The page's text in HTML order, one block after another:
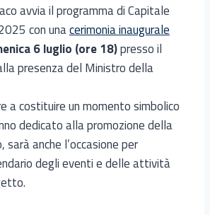
avvia il programma di Capitale
con unacerimonia inaugurale
6 luglio (ore 18)presso il
presenza del Ministro della
a costituire un momento simbolico
dedicato alla promozione della
anche l’occasione per
degli eventi e delle attività